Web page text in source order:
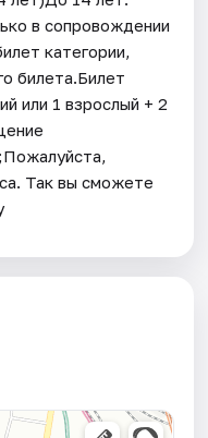
в сопровождении
категории,
билета.Билет
или 1 взрослый + 2
Так вы сможете